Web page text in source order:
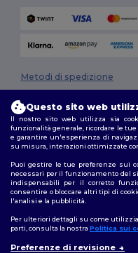
Metodi di spedizione
2026. Tutti i
Termini e Condizioni|Politica
Seguici
Questo sito web
Il nostro sito web utilizza sia
funzionalità generale, ricordare le
e garantire un'esperienza di
su misura, interazioni ottimizzate
Puoi gestire le tue preferenze sui
necessari per il funzionamento del
indispensabili per il corretto
consentire o bloccare altri tipi di
l'analisi e la pubblicità.
Per ulteriori dettagli su come
parti, consulta la nostra Politica sui
Preferenze di revisione